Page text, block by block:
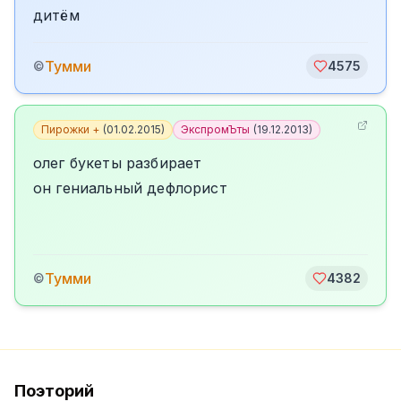
дитём
©Тумми 4575
Пирожки + (01.02.2015) ЭкспромЪты (19.12.2013)
олег букеты разбирает
он гениальный дефлорист
©Тумми 4382
Поэторий